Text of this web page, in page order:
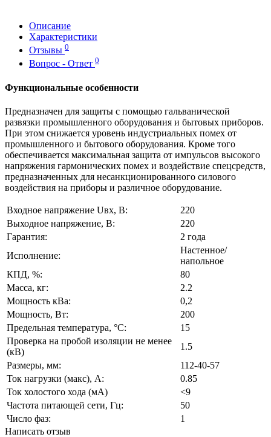
Описание
Характеристики
Отзывы 0
Вопрос - Ответ 0
Функциональные особенности
Предназначен для защиты с помощью гальванической
развязки промышленного оборудования и бытовых приборов.
При этом снижается уровень индустриальных помех от
промышленного и бытового оборудования. Кроме того
обеспечивается максимальная защита от импульсов высокого
напряжения гармонических помех и воздействие спецсредств,
предназначенных для несанкционированного силового
воздействия на приборы и различное оборудование.
Входное напряжение Uвх, В:
220
Выходное напряжение, В:
220
Гарантия:
2 года
Исполнение:
Настенное/
напольное
КПД, %:
80
Масса, кг:
2.2
Мощность кВа:
0,2
Мощность, Вт:
200
Предельная температура, °С:
15
Проверка на пробой изоляции не менее
(кВ)
1.5
Размеры, мм:
112-40-57
Ток нагрузки (макс), А:
0.85
Ток холостого хода (мА)
<9
Частота питающей сети, Гц:
50
Число фаз:
1
Написать отзыв